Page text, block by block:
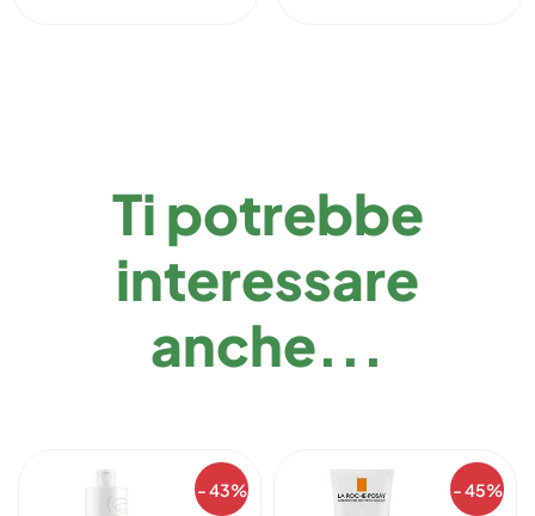
Ti potrebbe
interessare
anche...
- 43% - 45%